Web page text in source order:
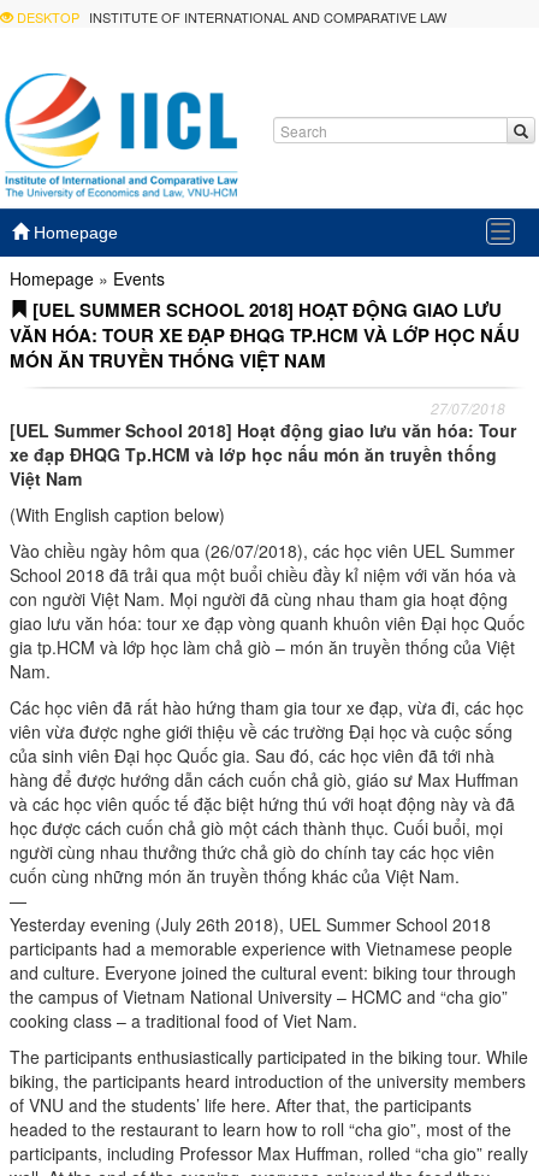
DESKTOP INSTITUTE OF INTERNATIONAL AND COMPARATIVE LAW
Homepage
Homepage » Events
[UEL SUMMER SCHOOL 2018] HOẠT ĐỘNG GIAO LƯU
VĂN HÓA: TOUR XE ĐẠP ĐHQG TP.HCM VÀ LỚP HỌC NẤU
MÓN ĂN TRUYỀN THỐNG VIỆT NAM
27/07/2018
[UEL Summer School 2018] Hoạt động giao lưu văn hóa: Tour
xe đạp ĐHQG Tp.HCM và lớp học nấu món ăn truyền thống
Việt Nam
(With English caption below)
Vào chiều ngày hôm qua (26/07/2018), các học viên UEL Summer
School 2018 đã trải qua một buổi chiều đầy kỉ niệm với văn hóa và
con người Việt Nam. Mọi người đã cùng nhau tham gia hoạt động
giao lưu văn hóa: tour xe đạp vòng quanh khuôn viên Đại học Quốc
gia tp.HCM và lớp học làm chả giò – món ăn truyền thống của Việt
Nam.
Các học viên đã rất hào hứng tham gia tour xe đạp, vừa đi, các học
viên vừa được nghe giới thiệu về các trường Đại học và cuộc sống
của sinh viên Đại học Quốc gia. Sau đó, các học viên đã tới nhà
hàng để được hướng dẫn cách cuốn chả giò, giáo sư Max Huffman
và các học viên quốc tế đặc biệt hứng thú với hoạt động này và đã
học được cách cuốn chả giò một cách thành thục. Cuối buổi, mọi
người cùng nhau thưởng thức chả giò do chính tay các học viên
cuốn cùng những món ăn truyền thống khác của Việt Nam.
—
Yesterday evening (July 26th 2018), UEL Summer School 2018
participants had a memorable experience with Vietnamese people
and culture. Everyone joined the cultural event: biking tour through
the campus of Vietnam National University – HCMC and “cha gio”
cooking class – a traditional food of Viet Nam.
The participants enthusiastically participated in the biking tour. While
biking, the participants heard introduction of the university members
of VNU and the students’ life here. After that, the participants
headed to the restaurant to learn how to roll “cha gio”, most of the
participants, including Professor Max Huffman, rolled “cha gio” really